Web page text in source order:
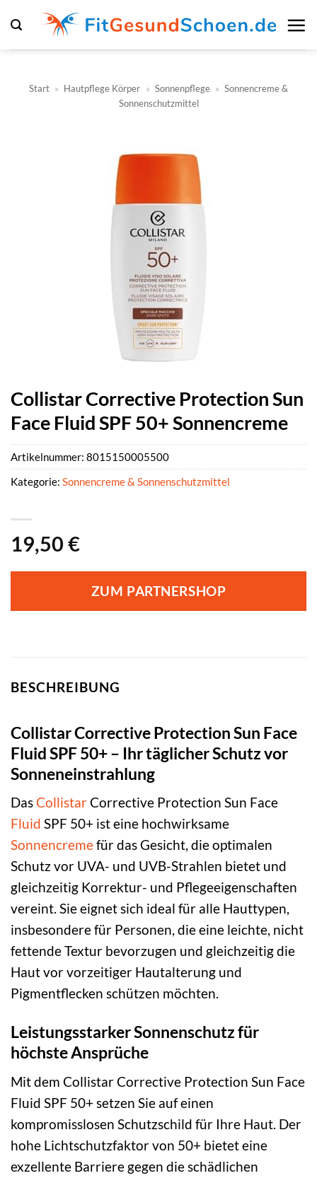
Inhalt
springen
Start » Hautpflege Körper » Sonnenpflege » Sonnencreme &
Sonnenschutzmittel
Collistar Corrective Protection Sun
Face Fluid SPF 50+ Sonnencreme
19,50 €
ZUM PARTNERSHOP
Artikelnummer: 8015150005500
Kategorie: Sonnencreme & Sonnenschutzmittel
BESCHREIBUNG
Collistar Corrective Protection Sun Face
Fluid SPF 50+ – Ihr täglicher Schutz vor
Sonneneinstrahlung
DasCollistarCorrective Protection Sun Face
Fluid SPF 50+ ist eine hochwirksame
Sonnencremefür das Gesicht, die optimalen
Schutz vor UVA- und UVB-Strahlen bietet und
gleichzeitig Korrektur- und Pflegeeigenschaften
vereint. Sie eignet sich ideal für alle Hauttypen,
insbesondere für Personen, die eine leichte, nicht
fettende Textur bevorzugen und gleichzeitig die
Haut vor vorzeitiger Hautalterung und
Pigmentflecken schützen möchten.
Leistungsstarker Sonnenschutz für
höchste Ansprüche
Mit dem Collistar Corrective Protection Sun Face
Fluid SPF 50+ setzen Sie auf einen
kompromisslosen Schutzschild für Ihre Haut. Der
hohe Lichtschutzfaktor von 50+ bietet eine
exzellente Barriere gegen die schädlichen